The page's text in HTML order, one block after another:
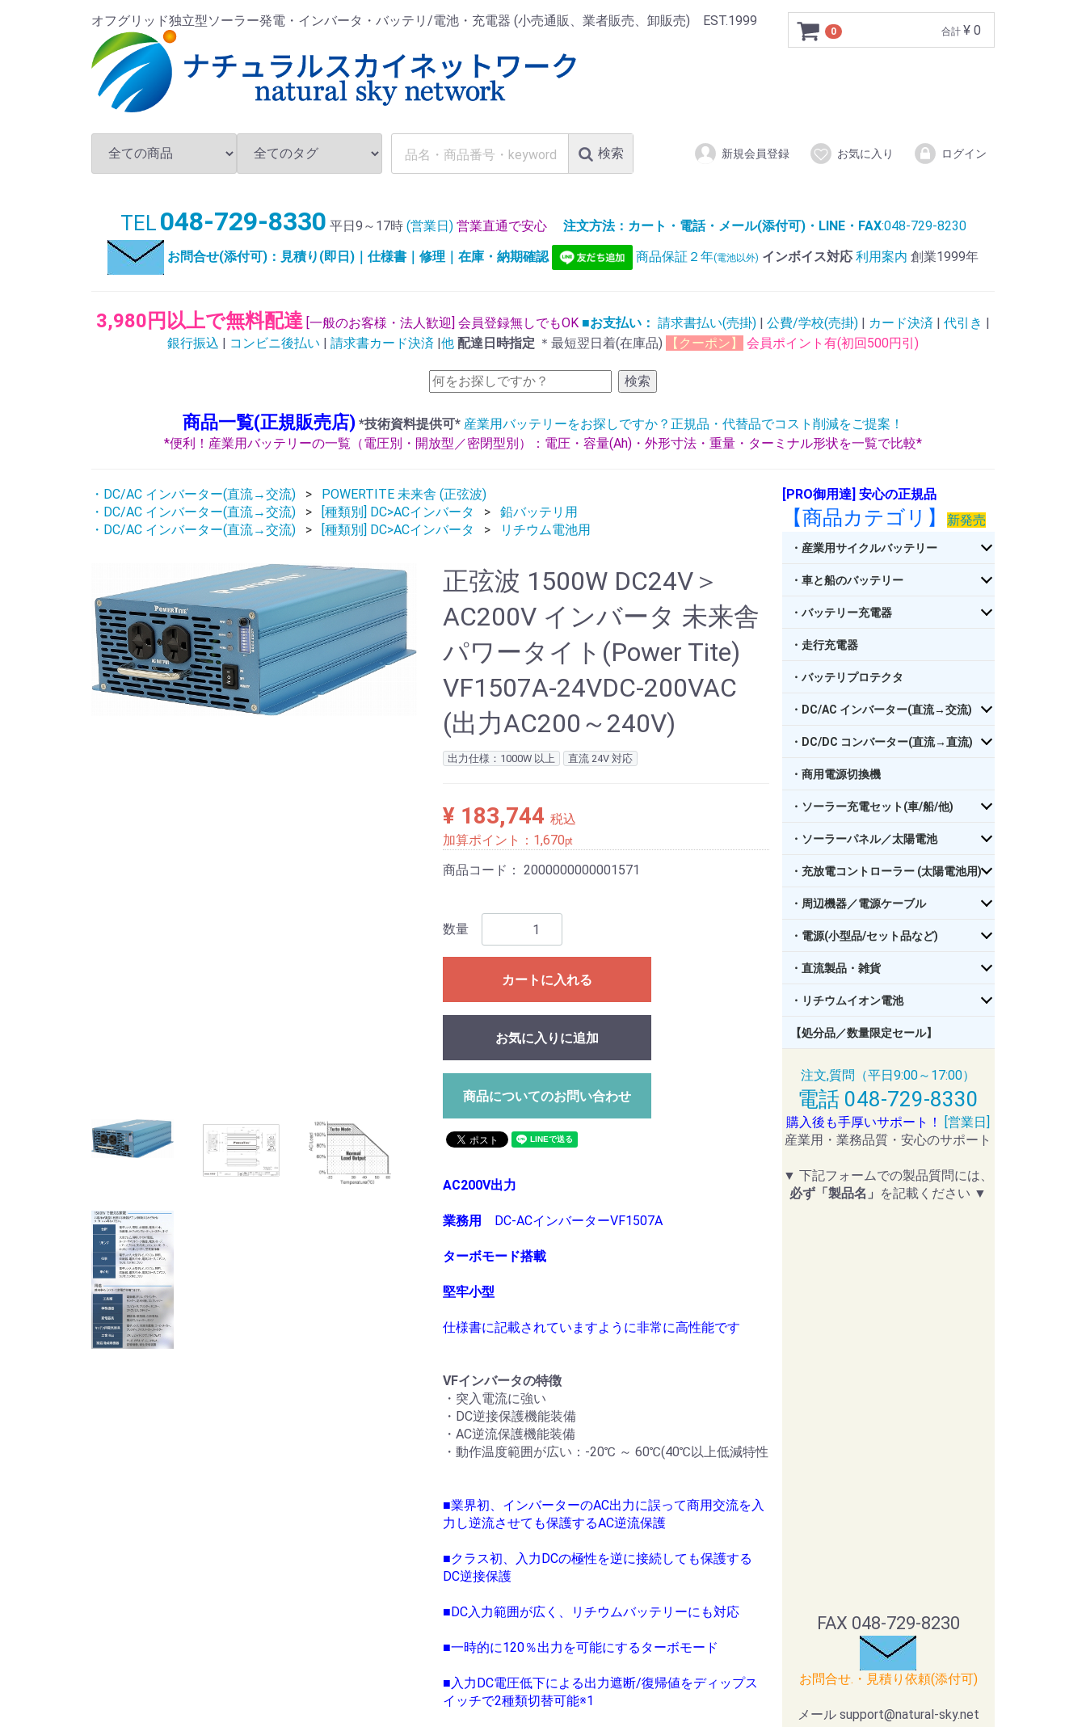
オフグリッド独立型ソーラー発電・インバータ・バッテリ/電池・充電器 (小売通販、業者販売、卸販売) EST.1999
0 合計 ¥ 0
検索 新規会員登録 お気に入り ログイン
TEL 048-729-8330 平日9～17時(営業日) 営業直通で安心 注文方法：カート・電話・メール(添付可)・LINE・FAX:048-729-8230
お問合せ(添付可)：見積り(即日)｜仕様書｜修理｜在庫・納期確認
商品保証２年(電池以外) インボイス対応 利用案内 創業1999年
3,980円以上で無料配達 [一般のお客様・法人歓迎] 会員登録無しでもOK ■お支払い： 請求書払い(売掛) | 公費/学校(売掛) | カード決済 | 代引き |
銀行振込 | コンビニ後払い | 請求書カード決済 |他 配達日時指定 ＊最短翌日着(在庫品) 【クーポン】 会員ポイント有(初回500円引)
検索
商品一覧(正規販売店) *技術資料提供可* 産業用バッテリーをお探しですか？正規品・代替品でコスト削減をご提案！
*便利！産業用バッテリーの一覧（電圧別・開放型／密閉型別）：電圧・容量(Ah)・外形寸法・重量・ターミナル形状を一覧で比較*
・DC/AC インバーター(直流→交流)
POWERTITE 未来舎 (正弦波)
・DC/AC インバーター(直流→交流)
[種類別] DC>ACインバータ
鉛バッテリ用
・DC/AC インバーター(直流→交流)
[種類別] DC>ACインバータ リチウム電池用
正弦波 1500W DC24V＞
AC200V インバータ 未来舎
パワータイト(Power Tite)
VF1507A-24VDC-200VAC
(出力AC200～240V)
出力仕様：1000W 以上 直流 24V 対応
¥ 183,744 税込
加算ポイント： 1,670pt
商品コード：2000000000001571
数量
カートに入れる
お気に入りに追加
商品についてのお問い合わせ
AC200V出力
業務用 DC-ACインバーターVF1507A
ターボモード搭載
堅牢小型
仕様書に記載されていますように非常に高性能です
VFインバータの特徴
・突入電流に強い
・DC逆接保護機能装備
・AC逆流保護機能装備
・動作温度範囲が広い：-20℃ ～ 60℃(40℃以上低減特性
■業界初、インバーターのAC出力に誤って商用交流を入
力し逆流させても保護するAC逆流保護
■クラス初、入力DCの極性を逆に接続しても保護する
DC逆接保護
■DC入力範囲が広く、リチウムバッテリーにも対応
■一時的に120％出力を可能にするターボモード
■入力DC電圧低下による出力遮断/復帰値をディップス
イッチで2種類切替可能※1
[PRO御用達] 安心の正規品
【商品カテゴリ】 新発売
・産業用サイクルバッテリー
・車と船のバッテリー
・バッテリー充電器
・走行充電器
・バッテリプロテクタ
・DC/AC インバーター(直流→交流)
・DC/DC コンバーター(直流→直流)
・商用電源切換機
・ソーラー充電セット(車/船/他)
・ソーラーパネル／太陽電池
・充放電コントローラー (太陽電池用)
・周辺機器／電源ケーブル
・電源(小型品/セット品など)
・直流製品・雑貨
・リチウムイオン電池
【処分品／数量限定セール】
注文,質問（平日9:00～17:00）
電話 048-729-8330
購入後も手厚いサポート！
[営業日]
産業用・業務品質・安心のサポート
▼ 下記フォームでの製品質問には、
必ず「製品名」 を記載ください ▼
FAX 048-729-8230
お問合せ.・見積り依頼(添付可)
メール support@natural-sky.net